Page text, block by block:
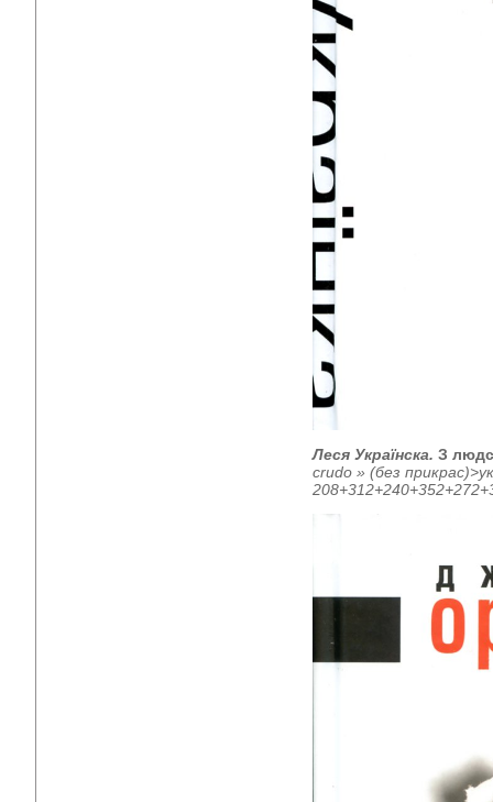
Леся Українска. З
crudo » (без